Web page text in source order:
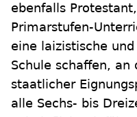
ebenfalls
Primarstufen-
eine laizistische
Schule schaffen, an
staatlicher
alle Sechs- bis